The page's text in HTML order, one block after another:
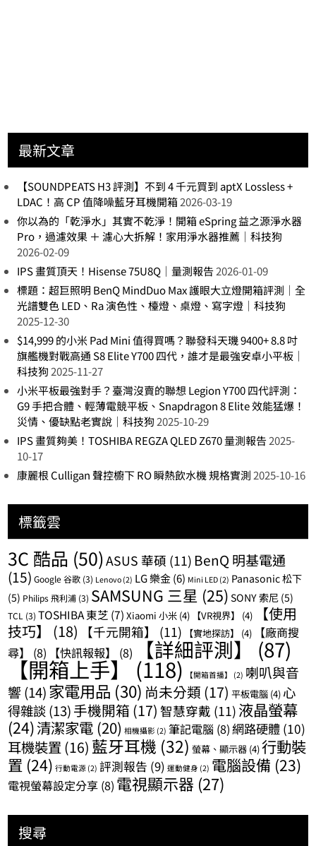
最新文章
【SOUNDPEATS H3 評測】不到 4 千元買到 aptX Lossless +
LDAC！高 CP 值降噪藍牙耳機開箱2026-03-19
你以為的「乾淨水」其實不乾淨！開箱 eSpring 益之源淨水器
Pro，過濾效果 ＋ 濾心大拆解！家用淨水器推薦｜科技狗
2026-02-09
IPS 畫質頂天！Hisense 75U8Q｜量測報告2026-01-09
標題：超巨照明 BenQ MindDuo Max 護眼大立燈開箱評測｜全
光譜雙色 LED、Ra 演色性、檯燈、桌燈、寫字燈｜科技狗
2025-12-30
$14,999 的小米 Pad Mini 值得買嗎？聯發科天璣 9400+ 8.8 吋
旗艦機對戰高通 S8 Elite Y700 四代，誰才是最強安卓小平板｜
科技狗 2025-11-27
小米平板最強對手？臺灣沒賣的聯想 Legion Y700 四代評測：
G9 手把合體、輕薄電競平板、Snapdragon 8 Elite 效能猛爆！
災情、優缺點老實說｜科技狗 2025-10-29
IPS 畫質夠美！TOSHIBA REGZA QLED Z670 量測報告2025-
10-17
康麗根 Culligan 聲控櫥下 RO 瞬熱飲水機 規格實測 2025-10-16
標籤雲
3C 酷品 (50)ASUS 華碩 (11) BenQ 明基電通
(15) Google 谷歌 (3) Lenovo (2) LG 樂金(6) Mini LED (2) Panasonic 松下
(5) Philips 飛利浦 (3) SAMSUNG 三星 (25) SONY 索尼 (5)
TCL (3) TOSHIBA 東芝 (7) Xiaomi 小米 (4) 【VR視界】 (4)
【使用
技巧】
(18) 【千元開箱】 (11) 【實地探訪】 (4)
【廠商搜
尋】
(8) 【快訊報報】 (8) 【詳細評測】 (87)
【開箱上手】(118) 【開箱首播】 (2) 喇叭與音
響 (14)家電用品 (30) 尚未分類 (17) 平板電腦 (4) 心
得雜談 (13)手機開箱 (17) 智慧穿戴 (11) 液晶螢幕
(24)清潔家電 (20) 相機攝影 (2) 筆記電腦 (8)網路硬體 (10)
耳機裝置 (16) 藍牙耳機 (32) 螢幕、顯示器 (4)行動裝
置 (24) 行動電源 (2) 評測報告 (9) 運動健身 (2) 電腦設備 (23)
電視螢幕設定分享 (8) 電視顯示器 (27)
搜尋